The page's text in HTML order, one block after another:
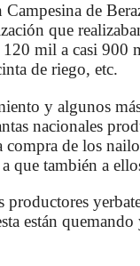
de
que
mil a casi 900
de riego, etc.
y algunos
nacionales
de los
que también a
productores
están